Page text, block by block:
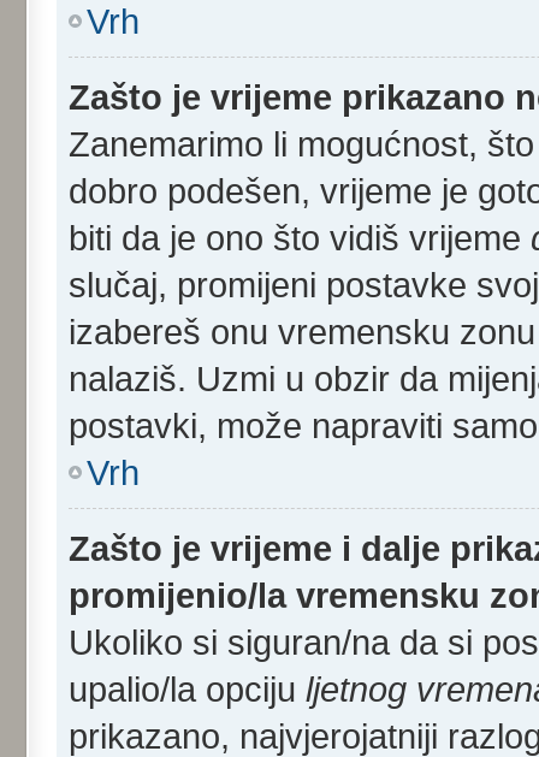
Vrh
Zašto je vrijeme prikazano
Zanemarimo li mogućnost,
dobro podešen, vrijeme je
biti da je ono što vidiš vrijeme
slučaj, promijeni postavke
izabereš onu vremensku
nalaziš. Uzmi u obzir da
postavki, može napraviti
Vrh
Zašto je vrijeme i dalje
promijenio/la vremensku
Ukoliko si siguran/na da si
upalio/la opciju ljetnog
prikazano, najvjerojatniji